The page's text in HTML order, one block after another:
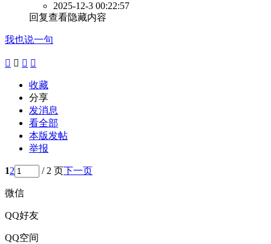
2025-12-3 00:22:57
回复查看隐藏内容
我也说一句
   
收藏
分享
发消息
看全部
本版发帖
举报
12 / 2 页下一页
微信
QQ好友
QQ空间